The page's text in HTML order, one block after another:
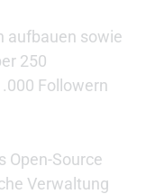
aufbauen sowie
250
Followern
Open-Source
Verwaltung